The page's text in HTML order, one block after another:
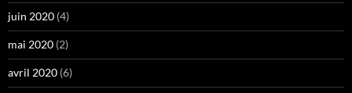
juin 2020 (4)
mai 2020 (2)
avril 2020 (6)